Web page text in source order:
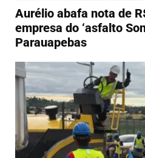
Aurélio abafa nota de
empresa do ‘asfalto
Parauapebas